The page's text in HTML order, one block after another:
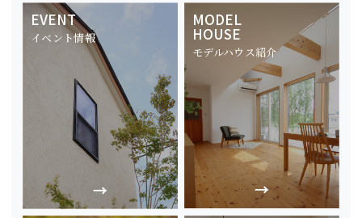
EVENT
イベント情報
MODEL
HOUSE
モデルハウス紹介